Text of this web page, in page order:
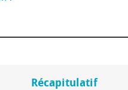
Récapitulatif